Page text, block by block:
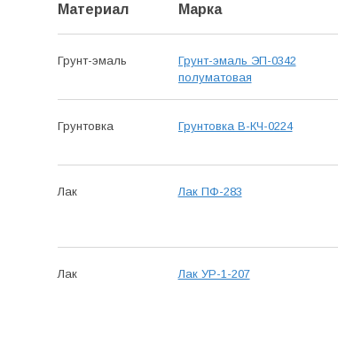
Материал Марка
Грунт-эмаль
Грунт-эмаль ЭП-0342
полуматовая
Грунтовка Грунтовка В-КЧ-0224
Лак Лак ПФ-283
Лак Лак УР-1-207